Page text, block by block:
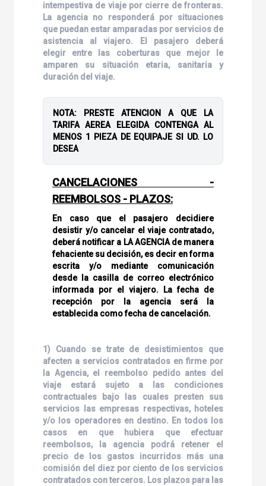
intempestiva de viaje por cierre de fronteras.
La agencia no responderá por situaciones
que puedan estar amparadas por servicios de
asistencia al viajero. El pasajero deberá
elegir entre las coberturas que mejor le
amparen su situación etaria, sanitaria y
duración del viaje.
NOTA: PRESTE ATENCION A QUE LA
TARIFA AEREA ELEGIDA CONTENGA AL
MENOS 1 PIEZA DE EQUIPAJE SI UD. LO
DESEA
CANCELACIONES -
REEMBOLSOS - PLAZOS:
En caso que el pasajero decidiere
desistir y/o cancelar el viaje contratado,
deberá notificar a LA AGENCIA de manera
fehaciente su decisión, es decir en forma
escrita y/o mediante comunicación
desde la casilla de correo electrónico
informada por el viajero. La fecha de
recepción por la agencia será la
establecida como fecha de cancelación.
1) Cuando se trate de desistimientos que
afecten a servicios contratados en firme por
la Agencia, el reembolso pedido antes del
viaje estará sujeto a las condiciones
contractuales bajo las cuales presten sus
servicios las empresas respectivas, hoteles
y/o los operadores en destino. En todos los
casos en que hubiera que efectuar
reembolsos, la agencia podrá retener el
precio de los gastos incurridos más una
comisión del diez por ciento de los servicios
contratados con terceros. Los plazos para las